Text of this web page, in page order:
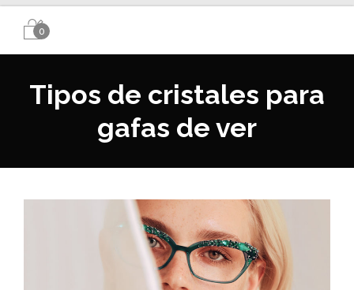
0
Tipos de cristales para
gafas de ver